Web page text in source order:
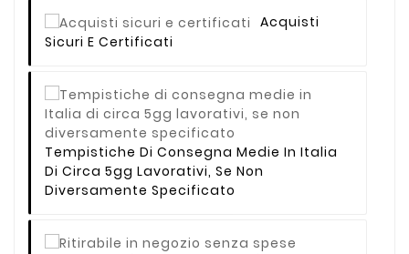
Acquisti
Sicuri E Certificati
Tempistiche Di Consegna Medie In Italia
Di Circa 5gg Lavorativi, Se Non
Diversamente Specificato